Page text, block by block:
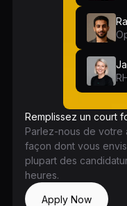
Remplissez un court
Parlez-nous de votre
façon dont vous
plupart des
heures.
Apply Now